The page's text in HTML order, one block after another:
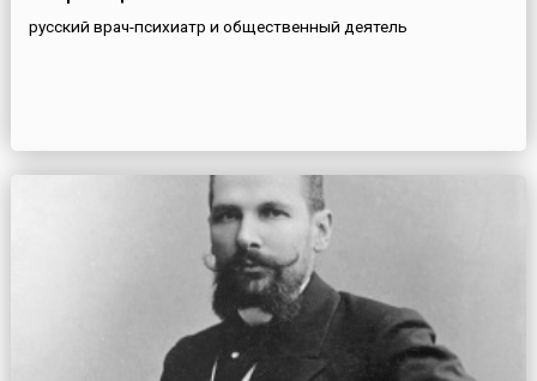
русский врач-психиатр и общественный деятель